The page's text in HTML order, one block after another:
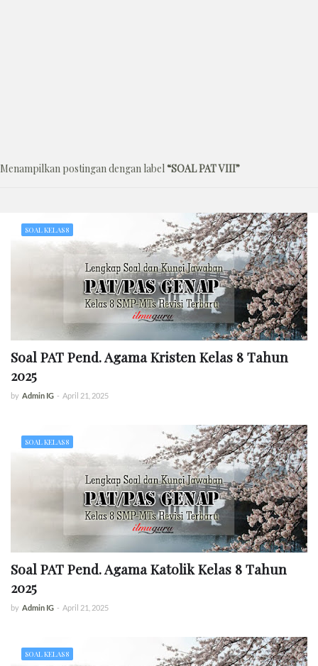
Menampilkan postingan dengan label SOAL PAT VIII
SOAL KELAS 8
Soal PAT Pend. Agama Kristen Kelas 8 Tahun
2025
by Admin IG - April 21, 2025
SOAL KELAS 8
Soal PAT Pend. Agama Katolik Kelas 8 Tahun
2025
by Admin IG - April 21, 2025
SOAL KELAS 8